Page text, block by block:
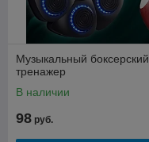
Музыкальный боксерский
тренажер
В наличии
98 руб.